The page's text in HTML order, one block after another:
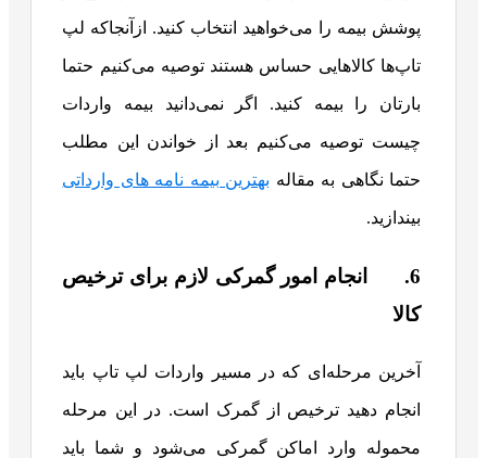
پوشش بیمه را می‌خواهید انتخاب کنید. ازآنجاکه لپ
تاپ‌ها کالاهایی حساس هستند توصیه می‌کنیم حتما
بارتان را بیمه کنید. اگر نمی‌دانید بیمه واردات
چیست توصیه می‌کنیم بعد از خواندن این مطلب
حتما نگاهی به مقاله بهترین بیمه نامه های وارداتی
بیندازید.
6. انجام امور گمرکی لازم برای ترخیص
کالا
آخرین مرحله‌‌ای که در مسیر واردات لپ تاپ باید
انجام دهید ترخیص از گمرک است. در این مرحله
محموله وارد اماکن گمرکی می‌شود و شما باید